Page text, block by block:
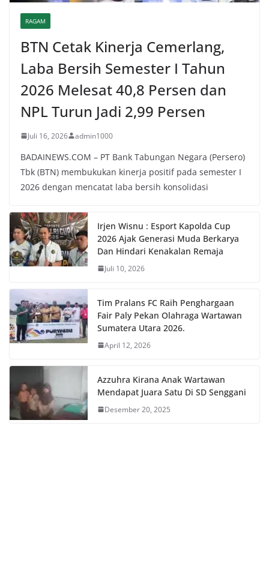
RAGAM
BTN Cetak Kinerja Cemerlang,
Laba Bersih Semester I Tahun
2026 Melesat 40,8 Persen dan
NPL Turun Jadi 2,99 Persen
Juli 16, 2026 admin1000
BADAINEWS.COM – PT Bank Tabungan Negara (Persero)
Tbk (BTN) membukukan kinerja positif pada semester I
2026 dengan mencatat laba bersih konsolidasi
Irjen Wisnu : Esport Kapolda Cup
2026 Ajak Generasi Muda Berkarya
Dan Hindari Kenakalan Remaja
Juli 10, 2026
Tim Pralans FC Raih Penghargaan
Fair Paly Pekan Olahraga Wartawan
Sumatera Utara 2026.
April 12, 2026
Azzuhra Kirana Anak Wartawan
Mendapat Juara Satu Di SD Senggani
Desember 20, 2025